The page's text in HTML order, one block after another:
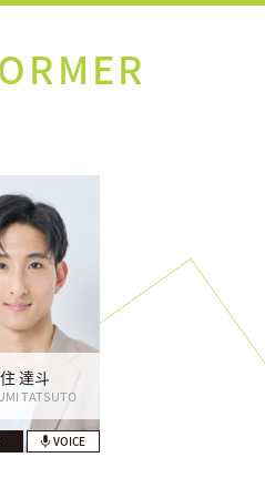
達斗
TATSUTO
VOICE